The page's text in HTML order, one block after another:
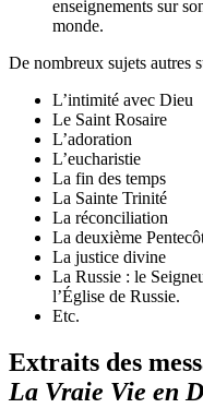
enseignements sur
monde.
De nombreux sujets autres
L’intimité avec Dieu
Le Saint Rosaire
L’adoration
L’eucharistie
La fin des temps
La Sainte Trinité
La réconciliation
La deuxième
La justice divine
La Russie : le
l’Église de Russie.
Etc.
Extraits des
La Vraie Vie en